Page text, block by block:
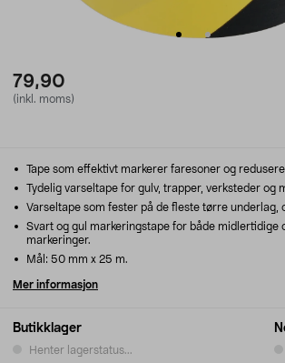
79,90
(inkl. moms)
Butikklager
Henter lagerstatus...
Tape som effektivt markerer faresoner og
Tydelig varseltape for gulv, trapper, verksteder og
Varseltape som fester på de fleste tørre underlag,
Svart og gul markeringstape for både midlertidige
markeringer.
Mål: 50 mm x 25 m.
Mer informasjon